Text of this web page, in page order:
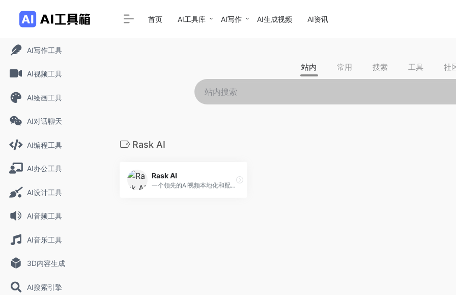
AI写作工具
AI视频工具
AI绘画工具
AI对话聊天
AI编程工具
AI办公工具
AI设计工具
AI音频工具
AI音乐工具
3D内容生成
AI搜索引擎
首页 AI工具库 AI写作 AI生成视频 AI资讯
站内 常用 搜索 工具 社
Rask AI
Rask AI
一个领先的AI视频本地化和配音工具